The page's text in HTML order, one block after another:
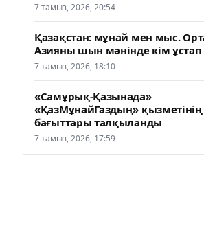
7 тамыз, 2026, 20:54
Қазақстан: мұнай мен мыс.
Азияны шын мәнінде кім ұстап
7 тамыз, 2026, 18:10
«Самұрық-Қазынада»
«ҚазМұнайГаздың» қызметінің
бағыттары талқыланды
7 тамыз, 2026, 17:59